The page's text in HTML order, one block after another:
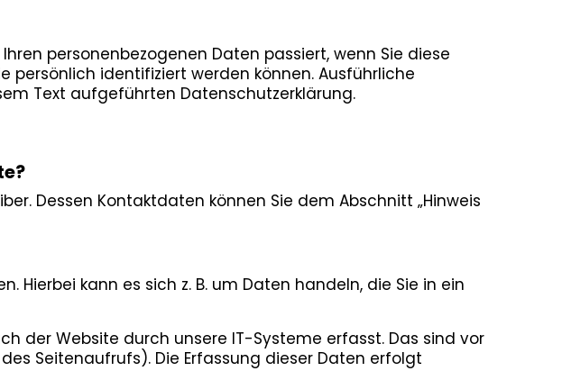
personenbezogenen Daten passiert, wenn Sie diese
persönlich identifiziert werden können. Ausführliche
Text aufgeführten Datenschutzerklärung.
Dessen Kontaktdaten können Sie dem Abschnitt „Hinweis
Hierbei kann es sich z. B. um Daten handeln, die Sie in ein
der Website durch unsere IT-Systeme erfasst. Das sind vor
Seitenaufrufs). Die Erfassung dieser Daten erfolgt